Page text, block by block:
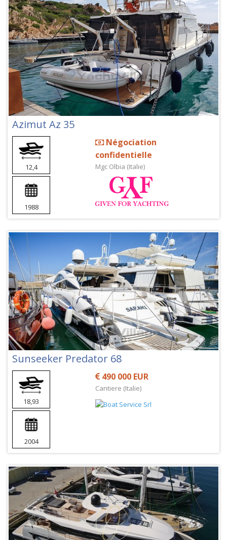
Azimut Az 35
12,4
1988
Négociation
confidentielle
Mgc Olbia (Italie)
Sunseeker Predator 68
18,93
2004
490 000 EUR
Cantiere (Italie)